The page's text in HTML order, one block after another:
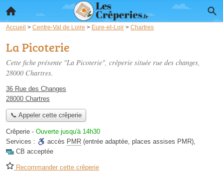
Accueil > Centre-Val de Loire > Eure-et-Loir > Chartres
La Picoterie
Cette fiche présente "La Picoterie", crêperie située rue des changes,
28000 Chartres.
36 Rue des Changes
28000 Chartres
📞 Appeler cette crêperie
Crêperie - Ouverte jusqu'à 14h30
Services :
accès PMR (entrée adaptée, places assises PMR),
CB acceptée
Recommander cette crêperie